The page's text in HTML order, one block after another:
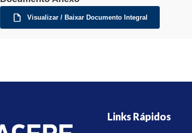
Visualizar / Baixar Documento Integral
Links Rápidos